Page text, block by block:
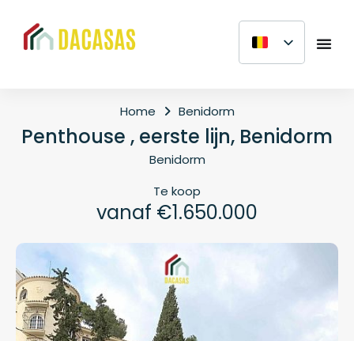
Home Benidorm
Penthouse , eerste lijn, Benidorm
Benidorm
Te koop
vanaf €1.650.000